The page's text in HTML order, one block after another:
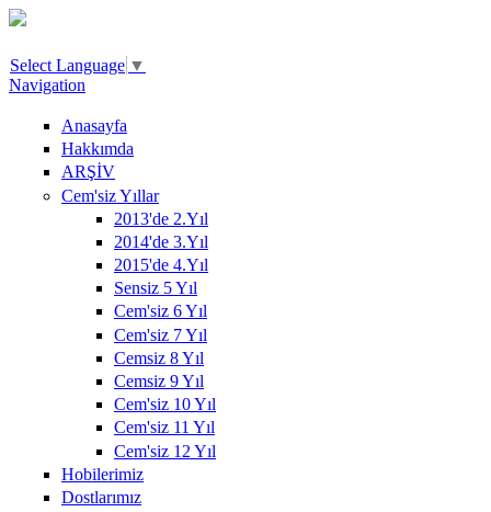
Ana içeriğe atla
Select Language ▼
Navigation
Anasayfa
Hakkımda
ARŞİV
Cem'siz Yıllar
2013'de 2.Yıl
2014'de 3.Yıl
2015'de 4.Yıl
Sensiz 5 Yıl
Cem'siz 6 Yıl
Cem'siz 7 Yıl
Cemsiz 8 Yıl
Cemsiz 9 Yıl
Cem'siz 10 Yıl
Cem'siz 11 Yıl
Cem'siz 12 Yıl
Hobilerimiz
Dostlarımız